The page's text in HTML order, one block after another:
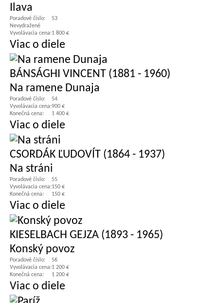
Ilava
Poradové číslo:
53
Nevydražené
Vyvolávacia cena:1 800 €
Viac o diele
BÁNSÁGHI VINCENT (1881 - 1960)
Na ramene Dunaja
Poradové číslo:
54
Vyvolávacia cena:900 €
Konečná cena:
1 400 €
Viac o diele
CSORDÁK ĽUDOVÍT (1864 - 1937)
Na stráni
Poradové číslo:
55
Vyvolávacia cena:150 €
Konečná cena:
150 €
Viac o diele
KIESELBACH GEJZA (1893 - 1965)
Konský povoz
Poradové číslo:
56
Vyvolávacia cena:1 200 €
Konečná cena:
1 200 €
Viac o diele